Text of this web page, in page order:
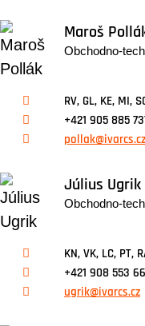
Maroš
Obchodno-
RV, GL, KE, MI,
+421 905 885
pollak@ivarcs.cz
Július Ugrik
Obchodno-
KN, VK, LC, PT,
+421 908 553
ugrik@ivarcs.cz